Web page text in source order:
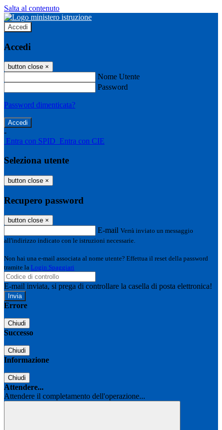
Salta al contenuto
Accedi
Accedi
button close ×
Nome Utente
Password
Password dimenticata?
-
Entra con SPID Entra con CIE
Seleziona utente
button close ×
Recupero password
button close ×
E-mail Verrà inviato un messaggio
all'indirizzo indicato con le istruzioni necessarie.
Non hai una e-mail associata al nome utente? Effettua il reset della password
tramite la Login Spaggiari
E-mail inviata, si prega di controllare la casella di posta elettronica!
Errore
Chiudi
Successo
Chiudi
Informazione
Chiudi
Attendere...
Attendere il completamento dell'operazione...